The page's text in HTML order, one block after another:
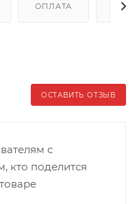
ОПЛАТА
ОСТАВИТЬ ОТЗЫВ
с
кто поделится